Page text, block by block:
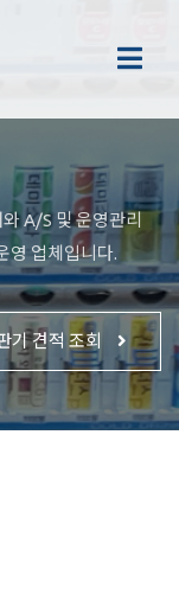
A/S 및 운영관리
영 업체입니다.
기 견적 조회